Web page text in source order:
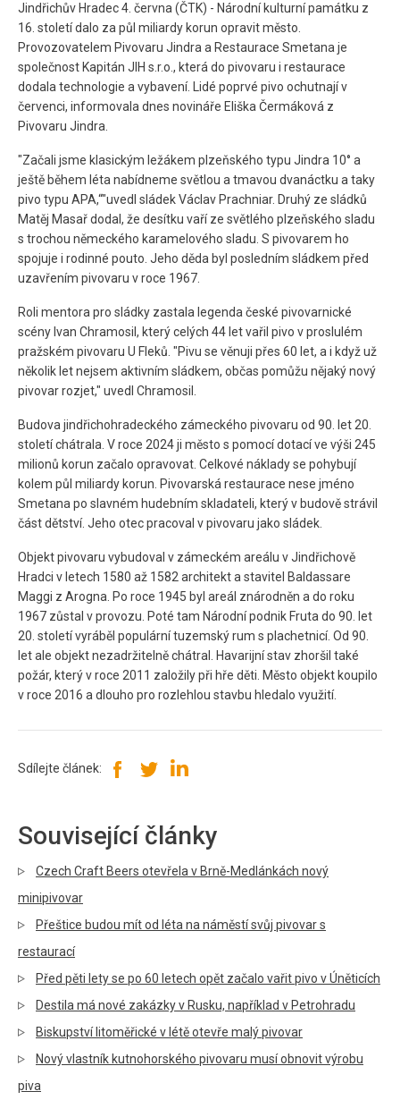
Jindřichův Hradec 4. června (ČTK) - Národní kulturní památku z
16. století dalo za půl miliardy korun opravit město.
Provozovatelem Pivovaru Jindra a Restaurace Smetana je
společnost Kapitán JIH s.r.o., která do pivovaru i restaurace
dodala technologie a vybavení. Lidé poprvé pivo ochutnají v
červenci, informovala dnes novináře Eliška Čermáková z
Pivovaru Jindra.
"Začali jsme klasickým ležákem plzeňského typu Jindra 10° a
ještě během léta nabídneme světlou a tmavou dvanáctku a taky
pivo typu APA,“"uvedl sládek Václav Prachniar. Druhý ze sládků
Matěj Masař dodal, že desítku vaří ze světlého plzeňského sladu
s trochou německého karamelového sladu. S pivovarem ho
spojuje i rodinné pouto. Jeho děda byl posledním sládkem před
uzavřením pivovaru v roce 1967.
Roli mentora pro sládky zastala legenda české pivovarnické
scény Ivan Chramosil, který celých 44 let vařil pivo v proslulém
pražském pivovaru U Fleků. "Pivu se věnuji přes 60 let, a i když už
několik let nejsem aktivním sládkem, občas pomůžu nějaký nový
pivovar rozjet," uvedl Chramosil.
Budova jindřichohradeckého zámeckého pivovaru od 90. let 20.
století chátrala. V roce 2024 ji město s pomocí dotací ve výši 245
milionů korun začalo opravovat. Celkové náklady se pohybují
kolem půl miliardy korun. Pivovarská restaurace nese jméno
Smetana po slavném hudebním skladateli, který v budově strávil
část dětství. Jeho otec pracoval v pivovaru jako sládek.
Objekt pivovaru vybudoval v zámeckém areálu v Jindřichově
Hradci v letech 1580 až 1582 architekt a stavitel Baldassare
Maggi z Arogna. Po roce 1945 byl areál znárodněn a do roku
1967 zůstal v provozu. Poté tam Národní podnik Fruta do 90. let
20. století vyráběl populární tuzemský rum s plachetnicí. Od 90.
let ale objekt nezadržitelně chátral. Havarijní stav zhoršil také
požár, který v roce 2011 založily při hře děti. Město objekt koupilo
v roce 2016 a dlouho pro rozlehlou stavbu hledalo využití.
Sdílejte článek:
Související články
Czech Craft Beers otevřela v Brně-Medlánkách nový
minipivovar
Přeštice budou mít od léta na náměstí svůj pivovar s
restaurací
Před pěti lety se po 60 letech opět začalo vařit pivo v Úněticích
Destila má nové zakázky v Rusku, například v Petrohradu
Biskupství litoměřické v létě otevře malý pivovar
Nový vlastník kutnohorského pivovaru musí obnovit výrobu
piva